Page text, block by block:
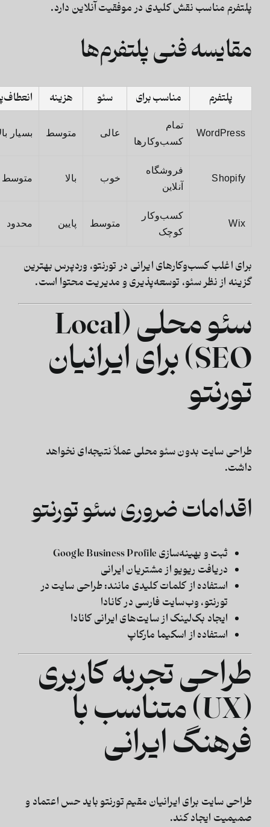
پلتفرم مناسب نقش کلیدی در موفقیت آنلاین دارد.
مقایسه فنی پلتفرم‌ها
پلتفرم مناسب برای سئو هزینه
WordPress
تمام
کسب‌وکارها
عالی متوسط بسیار
Shopify
فروشگاه
آنلاین
خوب بالا متوسط
Wix
کسب‌وکار
کوچک
متوسط پایین محدود
برای اغلب کسب‌وکارهای ایرانی در تورنتو، وردپرس بهترین
گزینه از نظر سئو، توسعه‌پذیری و مدیریت محتوا است.
سئو محلی (Local
SEO) برای ایرانیان
تورنتو
طراحی سایت بدون سئو محلی عملاً نتیجه‌ای نخواهد
داشت.
اقدامات ضروری سئو تورنتو
ثبت و بهینه‌سازی Google Business Profile
دریافت ریویو از مشتریان ایرانی
استفاده از کلمات کلیدی مانند: طراحی سایت در
تورنتو، وب‌سایت فارسی در کانادا
ایجاد بک‌لینک از سایت‌های ایرانی کانادا
استفاده از اسکیما مارکاپ
طراحی تجربه کاربری
(UX) متناسب با
فرهنگ ایرانی
طراحی سایت برای ایرانیان مقیم تورنتو باید حس اعتماد و
صمیمیت ایجاد کند.